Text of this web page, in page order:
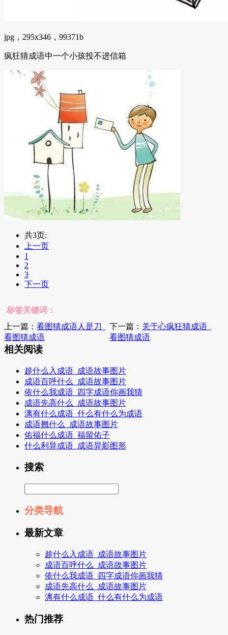
jpg，295x346，99371b
疯狂猜成语中一个小孩投不进信箱
共3页:
上一页
1
2
3
下一页
标签关键词：
上一篇： 看图猜成语人是刀_
看图猜成语
下一篇： 关于心疯狂猜成语_
看图猜成语
相关阅读
趁什么入成语_成语故事图片
成语百呼什么_成语故事图片
依什么我成语_四字成语你画我猜
成语先高什么_成语故事图片
漓有什么成语_什么有什么为成语
成语翘什么_成语故事图片
佑福什么成语_福留佑子
什么利异成语_成语异影图形
搜索
分类导航
最新文章
趁什么入成语_成语故事图片
成语百呼什么_成语故事图片
依什么我成语_四字成语你画我猜
成语先高什么_成语故事图片
漓有什么成语_什么有什么为成语
热门推荐